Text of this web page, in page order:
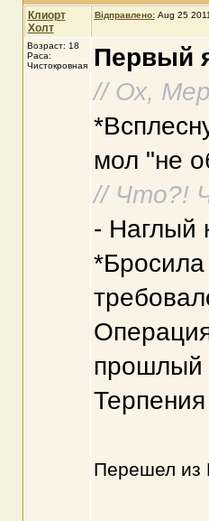
Клиорт
Холт
Відправлено: Aug 25
Возраст: 18
Раса:
Чистокровная
Первый
// Ох,
мол "не
// Что?!
- Наглый
*Бросила
прошлый
Перешел из